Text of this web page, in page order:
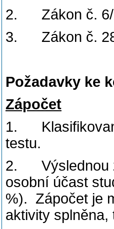
2. Zákon č. 6/
3. Zákon č.
Požadavky ke
Zápočet
1.
testu.
2. Výslednou
osobní účast
%). Zápočet je
aktivity